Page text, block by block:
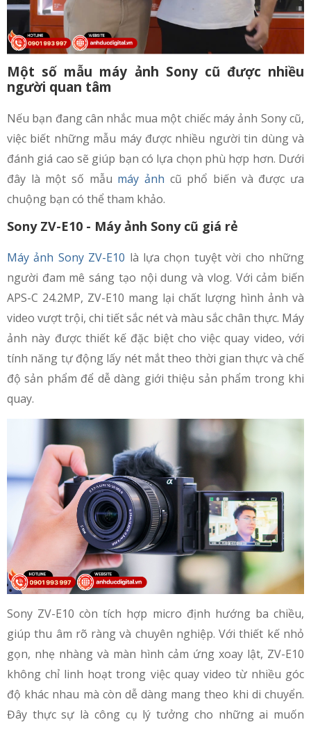
Một số mẫu máy ảnh Sony cũ được nhiều
người quan tâm
Nếu bạn đang cân nhắc mua một chiếc máy ảnh Sony cũ,
việc biết những mẫu máy được nhiều người tin dùng và
đánh giá cao sẽ giúp bạn có lựa chọn phù hợp hơn. Dưới
đây là một số mẫu máy ảnh cũ phổ biến và được ưa
chuộng bạn có thể tham khảo.
Sony ZV-E10 - Máy ảnh Sony cũ giá rẻ
Máy ảnh Sony ZV-E10 là lựa chọn tuyệt vời cho những
người đam mê sáng tạo nội dung và vlog. Với cảm biến
APS-C 24.2MP, ZV-E10 mang lại chất lượng hình ảnh và
video vượt trội, chi tiết sắc nét và màu sắc chân thực. Máy
ảnh này được thiết kế đặc biệt cho việc quay video, với
tính năng tự động lấy nét mắt theo thời gian thực và chế
độ sản phẩm để dễ dàng giới thiệu sản phẩm trong khi
quay.
Sony ZV-E10 còn tích hợp micro định hướng ba chiều,
giúp thu âm rõ ràng và chuyên nghiệp. Với thiết kế nhỏ
gọn, nhẹ nhàng và màn hình cảm ứng xoay lật, ZV-E10
không chỉ linh hoạt trong việc quay video từ nhiều góc
độ khác nhau mà còn dễ dàng mang theo khi di chuyển.
Đây thực sự là công cụ lý tưởng cho những ai muốn